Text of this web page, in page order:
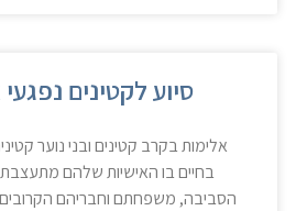
סיוע לקטינים
אלימות בקרב קטינים ובני נוער
בחיים בו האישיות שלהם
הסביבה, משפחתם וחבריהם